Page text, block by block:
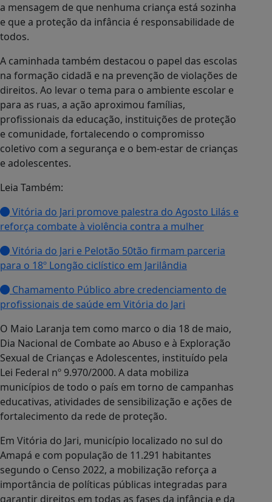
a mensagem de que nenhuma criança está sozinha
e que a proteção da infância é responsabilidade de
todos.
A caminhada também destacou o papel das escolas
na formação cidadã e na prevenção de violações de
direitos. Ao levar o tema para o ambiente escolar e
para as ruas, a ação aproximou famílias,
profissionais da educação, instituições de proteção
e comunidade, fortalecendo o compromisso
coletivo com a segurança e o bem-estar de crianças
e adolescentes.
Leia Também:
Vitória do Jari promove palestra do Agosto Lilás e
reforça combate à violência contra a mulher
Vitória do Jari e Pelotão 50tão firmam parceria
para o 18º Longão ciclístico em Jarilândia
Chamamento Público abre credenciamento de
profissionais de saúde em Vitória do Jari
O Maio Laranja tem como marco o dia 18 de maio,
Dia Nacional de Combate ao Abuso e à Exploração
Sexual de Crianças e Adolescentes, instituído pela
Lei Federal nº 9.970/2000. A data mobiliza
municípios de todo o país em torno de campanhas
educativas, atividades de sensibilização e ações de
fortalecimento da rede de proteção.
Em Vitória do Jari, município localizado no sul do
Amapá e com população de 11.291 habitantes
segundo o Censo 2022, a mobilização reforça a
importância de políticas públicas integradas para
garantir direitos em todas as fases da infância e da